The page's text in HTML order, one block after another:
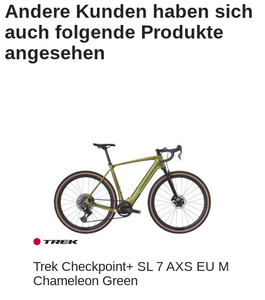
Andere Kunden haben sich
auch folgende Produkte
angesehen
Trek Checkpoint+ SL 7 AXS EU M
Chameleon Green